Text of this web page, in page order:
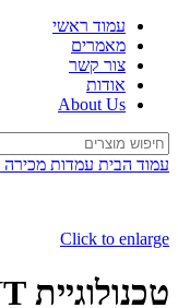
עמוד ראשי
מאמרים
צור קשר
אודות
About Us
עמוד הבית עמדות מכירה
Click to enlarge
טכנולוגיית ProxiPRNT